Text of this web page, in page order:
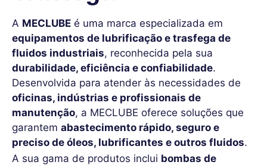
A MECLUBE é uma marca especializada em
equipamentos de lubrificação e trasfega de
fluidos industriais, reconhecida pela sua
durabilidade, eficiência e confiabilidade.
Desenvolvida para atender às necessidades de
oficinas, indústrias e profissionais de
manutenção, a MECLUBE oferece soluções que
garantem abastecimento rápido, seguro e
preciso de óleos, lubrificantes e outros fluidos.
A sua gama de produtos inclui bombas de